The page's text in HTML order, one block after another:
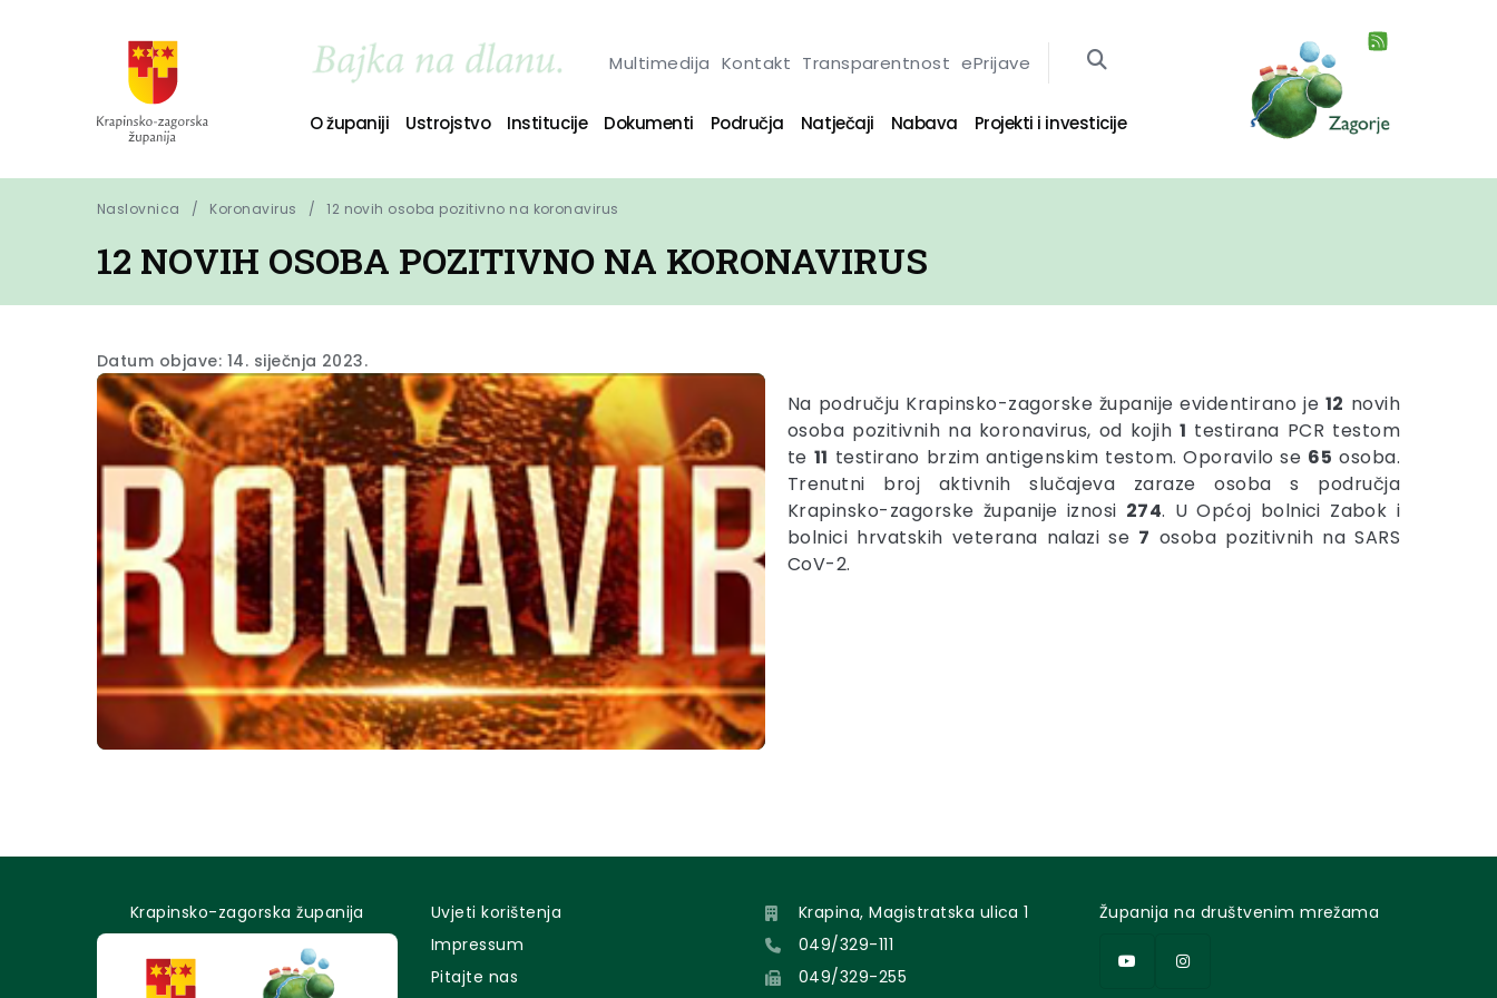
Multimedija Kontakt Transparentnost ePrijave
O županiji Ustrojstvo Institucije Dokumenti Područja Natječaji Nabava Projekti i investicije
Naslovnica Koronavirus 12 novih osoba pozitivno na koronavirus
12 NOVIH OSOBA POZITIVNO NA KORONAVIRUS
Datum objave: 14. siječnja 2023.
Na području Krapinsko-zagorske županije evidentirano je 12 novih
osoba pozitivnih na koronavirus, od kojih 1 testirana PCR testom
te 11 testirano brzim antigenskim testom. Oporavilo se 65 osoba.
Trenutni broj aktivnih slučajeva zaraze osoba s područja
Krapinsko-zagorske županije iznosi 274. U Općoj bolnici Zabok i
bolnici hrvatskih veterana nalazi se 7 osoba pozitivnih na SARS
CoV-2.
Krapinsko-zagorska županija
Uvjeti korištenja
Impressum
Pitajte nas
Krapina, Magistratska ulica 1
049/329-111
049/329-255
Županija na društvenim mrežama